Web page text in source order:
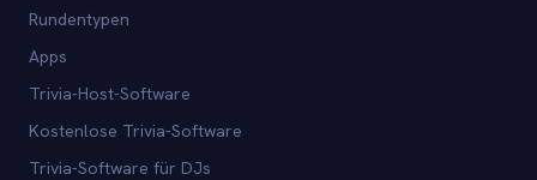
Rundentypen
Apps
Trivia-Host-Software
Kostenlose Trivia-Software
Trivia-Software für DJs